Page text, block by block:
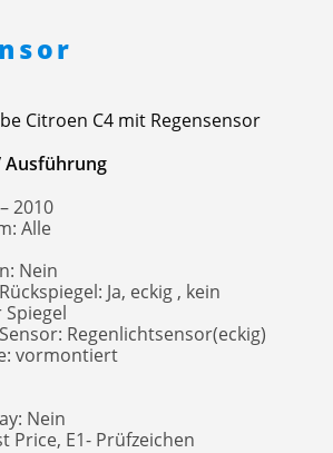
Citroen C4 mit Regensensor
Ausführung
2010
Alle
Nein
Ja, eckig , kein
Regenlichtsensor(eckig)
vormontiert
Nein
Price, E1- Prüfzeichen